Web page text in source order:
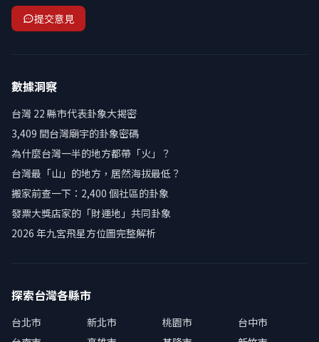
提交意見
數據洞察
台灣 22 縣市代表卦象大揭密
3,409 間台灣廟宇的卦象密碼
為什麼台灣一半的地方都帶「火」？
台灣最「山」的地方，居然海拔最低？
搬家前查一下：2,400 個社區的卦象
發票大獎店家的「財運地」共同卦象
2026 年九宮飛星方位圖完整解析
探索台灣各縣市
台北市 新北市 桃園市
台中市